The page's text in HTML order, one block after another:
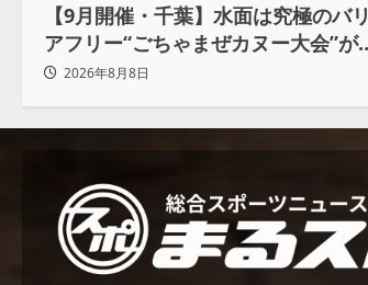
【9月開催・千葉】水面は究極のバリ
アフリー“ごちゃまぜカヌー大会”が
目指す「誰もが主役になれる地域共
2026年8月8日